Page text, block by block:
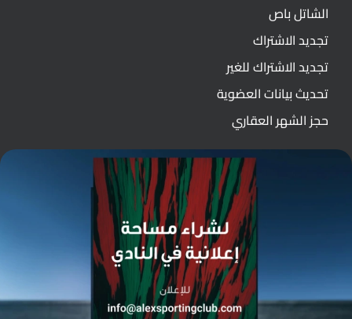
الشاتل باص
تجديد الاشتراك
تجديد الاشتراك للغير
تحديث بيانات العضوية
حجز الشهر العقاري